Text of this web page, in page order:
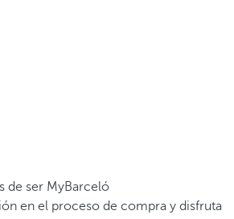
de ser MyBarceló
en el proceso de compra y disfruta